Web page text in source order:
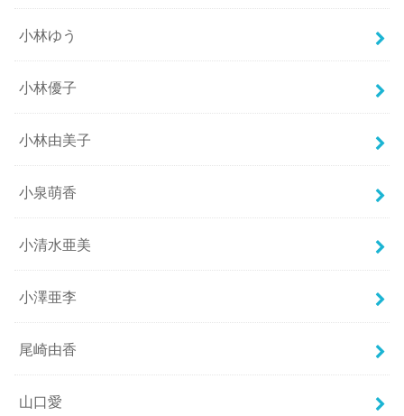
小林ゆう
小林優子
小林由美子
小泉萌香
小清水亜美
小澤亜李
尾崎由香
山口愛